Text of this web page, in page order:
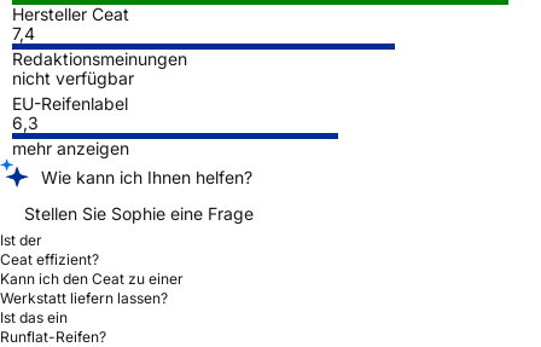
Hersteller Ceat
7,4
Redaktionsmeinungen
nicht verfügbar
EU-Reifenlabel
6,3
mehr anzeigen
Wie kann ich Ihnen helfen?
Stellen Sie Sophie eine Frage
Ist der
Ceat effizient?
Kann ich den Ceat zu einer
Werkstatt liefern lassen?
Ist das ein
Runflat-Reifen?